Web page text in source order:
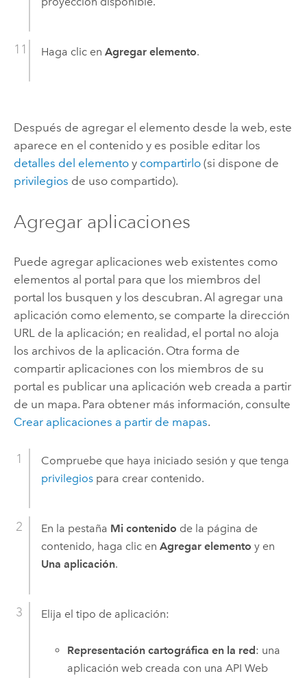
Haga clic en Agregar elemento.
Después de agregar el elemento desde la web, este
aparece en el contenido y es posible editar los
detalles del elementoy compartirlo(si dispone de
privilegios de uso compartido).
Agregar aplicaciones
Puede agregar aplicaciones web existentes como
elementos al portal para que los miembros del
portal los busquen y los descubran. Al agregar una
aplicación como elemento, se comparte la dirección
URL de la aplicación; en realidad, el portal no aloja
los archivos de la aplicación. Otra forma de
compartir aplicaciones con los miembros de su
portal es publicar una aplicación web creada a partir
de un mapa. Para obtener más información, consulte
Crear aplicaciones a partir de mapas.
Compruebe que haya iniciado sesión y que tenga
privilegiospara crear contenido.
En la pestaña Mi contenido de la página de
contenido, haga clic en Agregar elemento y en
Una aplicación.
Elija el tipo de aplicación:
Representación cartográfica en la red: una
aplicación web creada con una API Web